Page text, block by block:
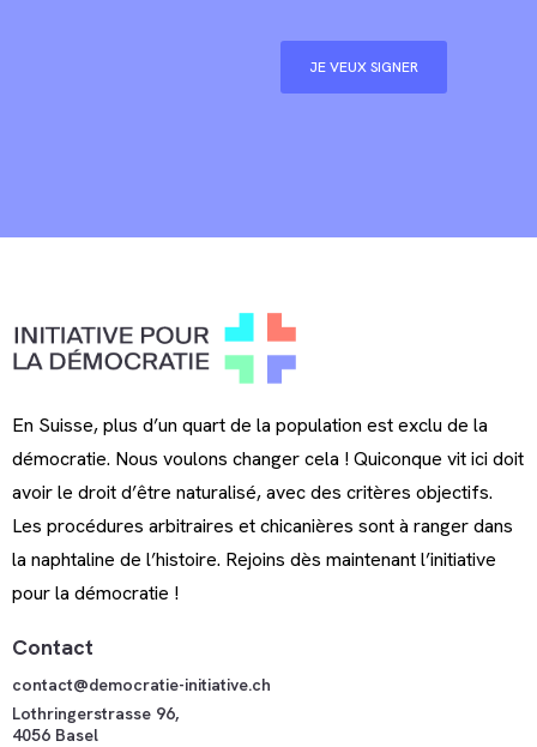
JE VEUX SIGNER
En Suisse, plus d’un quart de la population est exclu de la
démocratie. Nous voulons changer cela ! Quiconque vit ici doit
avoir le droit d’être naturalisé, avec des critères objectifs.
Les procédures arbitraires et chicanières sont à ranger dans
la naphtaline de l’histoire. Rejoins dès maintenant l’initiative
pour la démocratie !
Contact
contact@democratie-initiative.ch
Lothringerstrasse 96,
4056 Basel